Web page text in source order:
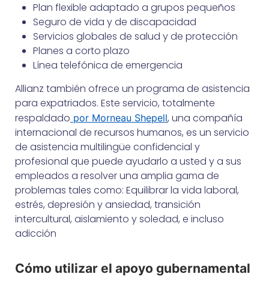
Plan flexible adaptado a grupos pequeños
Seguro de vida y de discapacidad
Servicios globales de salud y de protección
Planes a corto plazo
Línea telefónica de emergencia
Allianz también ofrece un programa de asistencia
para expatriados. Este servicio, totalmente
respaldado por Morneau Shepell, una compañía
internacional de recursos humanos, es un servicio
de asistencia multilingüe confidencial y
profesional que puede ayudarlo a usted y a sus
empleados a resolver una amplia gama de
problemas tales como: Equilibrar la vida laboral,
estrés, depresión y ansiedad, transición
intercultural, aislamiento y soledad, e incluso
adicción
Cómo utilizar el apoyo gubernamental